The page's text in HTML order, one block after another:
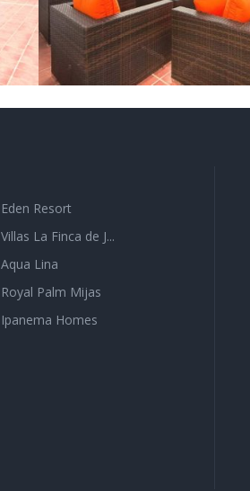
Eden Resort
Villas La Finca de J...
Aqua Lina
Royal Palm Mijas
Ipanema Homes